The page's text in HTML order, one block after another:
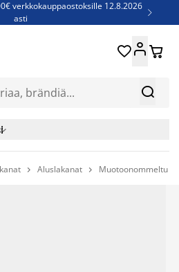
verkkokauppaostoksille 12.8.2026
asti

- Säästä jopa 60% 
 
 Aluslakanat  Muotoonommeltu